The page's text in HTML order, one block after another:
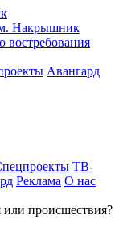
Накрышник
востребования
Авангард
ТВ-
Реклама О нас
происшествия?